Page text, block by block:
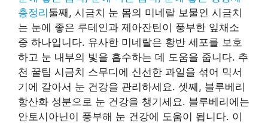
총정리둘째, 시금치 눈 몸의 미네랄 보물인 시금치
는 눈에 좋은 루테인과 제아잔틴이 풍부한 잎채소
중 하나입니다. 유사한 미네랄은 황반 세포를 보호
하고 눈 내부의 빛을 흡수하는 데 도움을 줍니다. 추
천 꿀팁 시금치 스무디에 신선한 과일을 섞어 믹서
기에 갈아서 눈 건강을 관리하세요. 셋째, 블루베리
항산화 성분으로 눈 건강을 챙기세요. 블루베리에는
안토시아닌이 풍부해 눈 건강에 도움이 됩니다. 이